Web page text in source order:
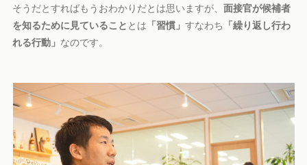
そうだとすればもうおわかりだとは思いますが、面接官が候補者
を知るために見ていること とは 「習慣」すなわち 「繰り返し行わ
れる行動」 なのです。